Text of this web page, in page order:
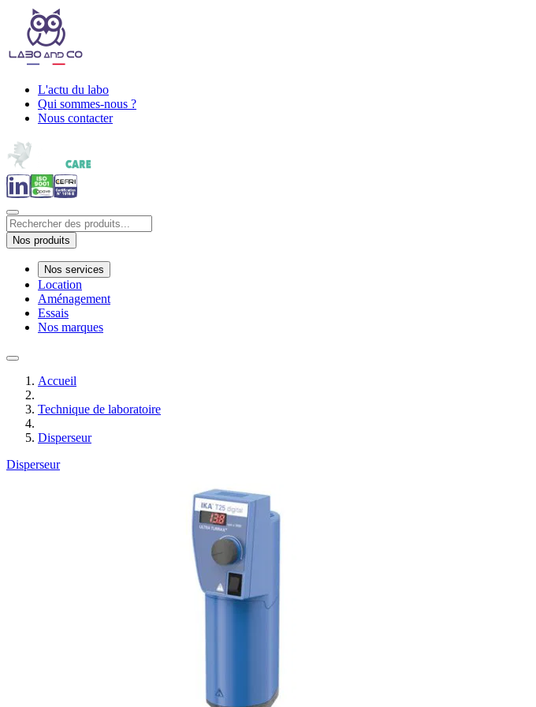
L'actu du labo
Qui sommes-nous ?
Nous contacter
Nos produits
Nos services
Location
Aménagement
Essais
Nos marques
Accueil
Technique de laboratoire
Disperseur
Disperseur